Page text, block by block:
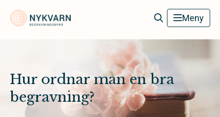
Nykvarn Begravningsbyrå Meny
Hur ordnar man en bra
begravning?